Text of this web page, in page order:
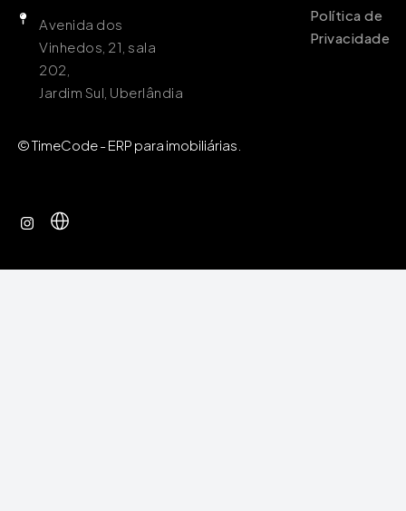
Avenida dos
Vinhedos, 21, sala
202,
Jardim Sul, Uberlândia
Política de
Privacidade
© TimeCode - ERP para imobiliárias.